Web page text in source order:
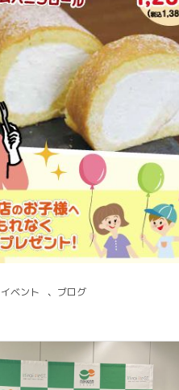
イベント 、 ブログ